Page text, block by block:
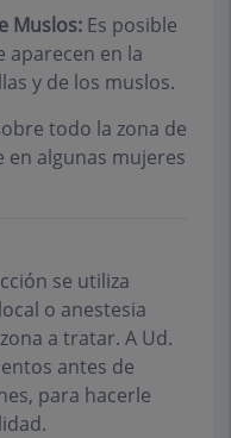
Muslos: Es posible
aparecen en la
y de los muslos.
todo la zona de
en algunas mujeres
se utiliza
o anestesia
a tratar. A Ud.
antes de
para hacerle